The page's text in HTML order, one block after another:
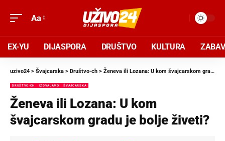
Aa
EX-YU DIJASPORA DRUŠTVO KULTURA
uzivo24 > Švajcarska > Društvo-ch > Ženeva ili Lozana: U kom švajcarskom gradu je bolje živeti?
DRUŠTVO-CH IZDVAJAMO ŠVAJCARSKA
Ženeva ili Lozana: U kom
švajcarskom gradu je bolje živeti?